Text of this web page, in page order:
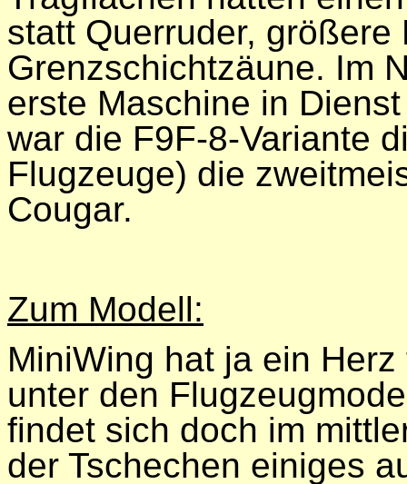
statt Querruder,
Grenzschichtzäune. Im
erste Maschine in
war die F9F-8-Variante
Flugzeuge) die
Cougar.
Zum Modell:
MiniWing hat ja ein
unter den
findet sich doch im
der Tschechen einiges